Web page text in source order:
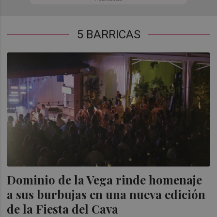
5 BARRICAS
Dominio de la Vega rinde homenaje
a sus burbujas en una nueva edición
de la Fiesta del Cava